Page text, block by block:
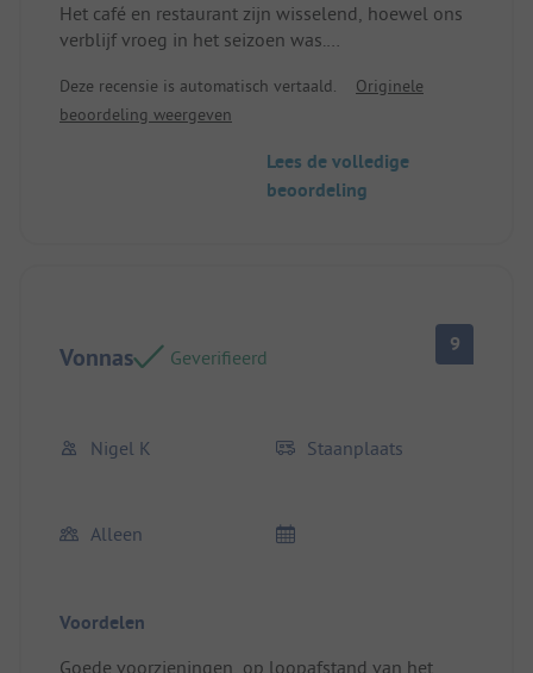
Typisch Franse toiletten zonder zittingen maar met
toiletpapier.
Plek/huisvesting: 16 ampère elektriciteit was
Het café en restaurant zijn wisselend, hoewel ons
verblijf vroeg in het seizoen was.
We zouden deze plek zeker aanraden en komen
zeker weer terug.
de lichten in het toilethuis gingen uit tijdens het
Deze recensie is automatisch vertaald.
Originele
beoordeling weergeven
Lees de volledige
beoordeling
Vonnas Geverifieerd
9
Nigel K Staanplaats
Alleen
Voordelen
Goede voorzieningen, op loopafstand van het